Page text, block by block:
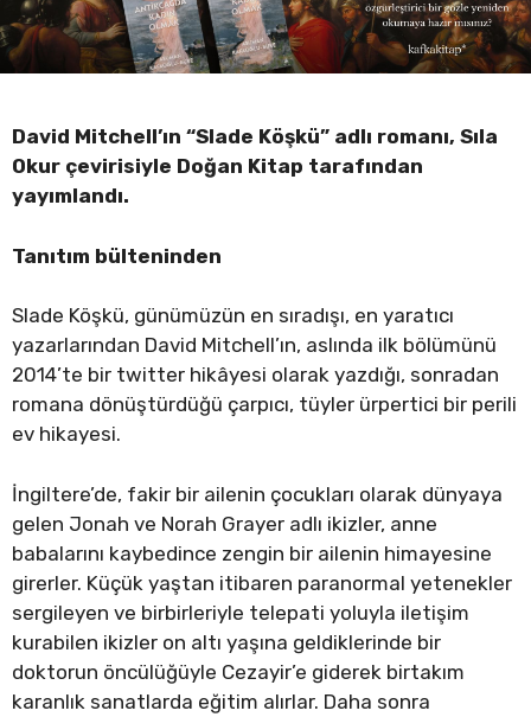
David Mitchell’ın “Slade Köşkü” adlı romanı, Sıla
Okur çevirisiyle Doğan Kitap tarafından
yayımlandı.
Tanıtım bülteninden
Slade Köşkü, günümüzün en sıradışı, en yaratıcı
yazarlarından David Mitchell’ın, aslında ilk bölümünü
2014’te bir twitter hikâyesi olarak yazdığı, sonradan
romana dönüştürdüğü çarpıcı, tüyler ürpertici bir perili
ev hikayesi.
İngiltere’de, fakir bir ailenin çocukları olarak dünyaya
gelen Jonah ve Norah Grayer adlı ikizler, anne
babalarını kaybedince zengin bir ailenin himayesine
girerler. Küçük yaştan itibaren paranormal yetenekler
sergileyen ve birbirleriyle telepati yoluyla iletişim
kurabilen ikizler on altı yaşına geldiklerinde bir
doktorun öncülüğüyle Cezayir’e giderek birtakım
karanlık sanatlarda eğitim alırlar. Daha sonra